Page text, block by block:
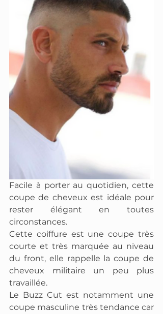
Facile à porter au quotidien, cette
coupe de cheveux est idéale pour
rester élégant en toutes
circonstances.
Cette coiffure est une coupe très
courte et très marquée au niveau
du front, elle rappelle la coupe de
cheveux militaire un peu plus
travaillée.
Le Buzz Cut est notamment une
coupe masculine très tendance car